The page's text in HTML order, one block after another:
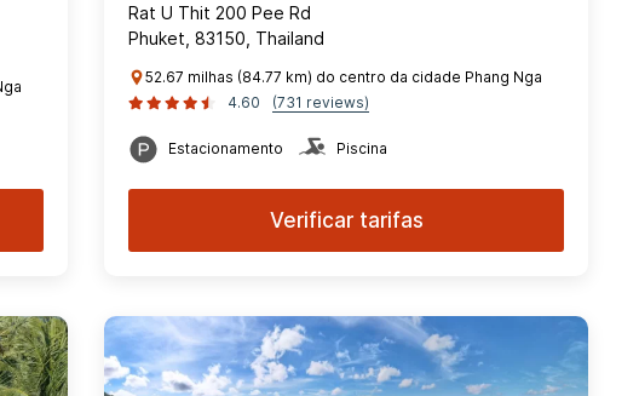
Rat U Thit 200 Pee Rd
Phuket, 83150, Thailand
52.67 milhas (84.77 km) do centro da cidade Phang Nga
4.60
(731 reviews)
Estacionamento Piscina
Verificar tarifas